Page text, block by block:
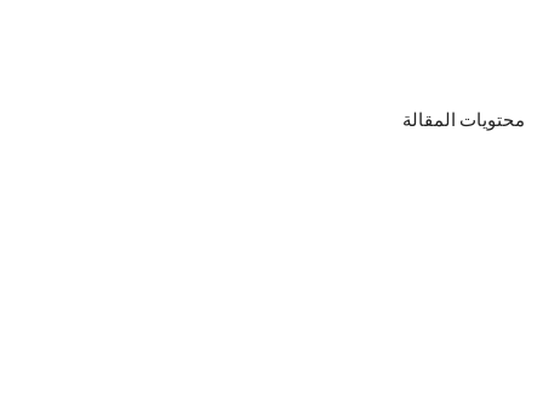
محتويات المقالة